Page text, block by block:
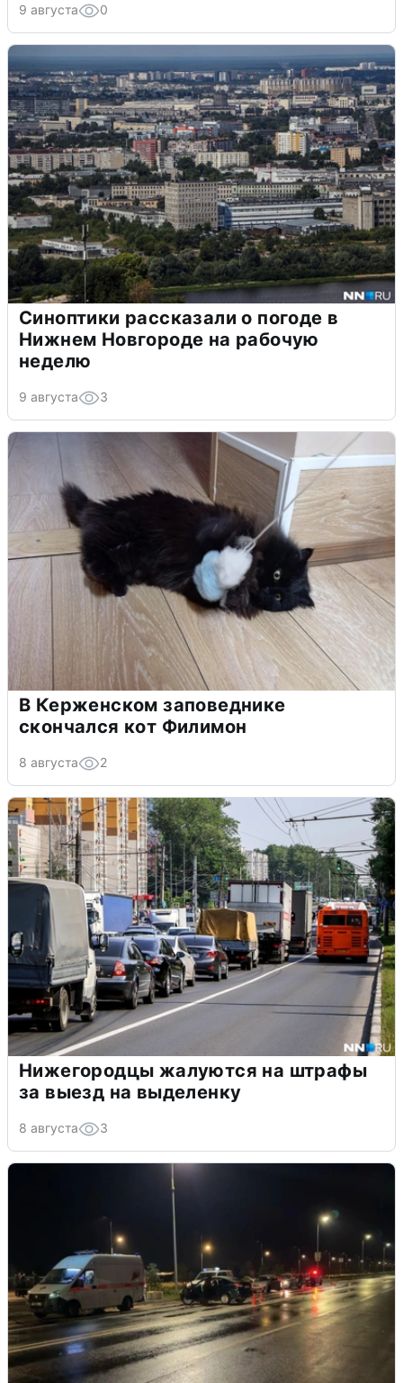
9 августа 0
Синоптики рассказали о погоде в
Нижнем Новгороде на рабочую
неделю
9 августа 3
В Керженском заповеднике
скончался кот Филимон
8 августа 2
Нижегородцы жалуются на штрафы
за выезд на выделенку
8 августа 3